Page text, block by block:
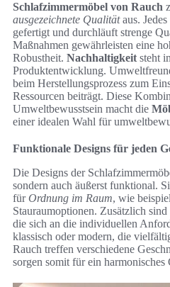
Schlafzimmermöbel von Rauch
ausgezeichnete Qualitätaus.
gefertigt und durchläuft strenge
Maßnahmen gewährleisten eine
Robustheit. Nachhaltigkeit steht
Produktentwicklung.
beim Herstellungsprozess zum
Ressourcen beiträgt. Diese
Umweltbewusstsein macht die
einer idealen Wahl für
Funktionale Designs für jeden
Die Designs der
sondern auch äußerst funktional.
fürOrdnung im Raum, wie
Stauraumoptionen. Zusätzlich
die sich an die individuellen
klassisch oder modern, die
Rauch treffen verschiedene
sorgen somit für ein